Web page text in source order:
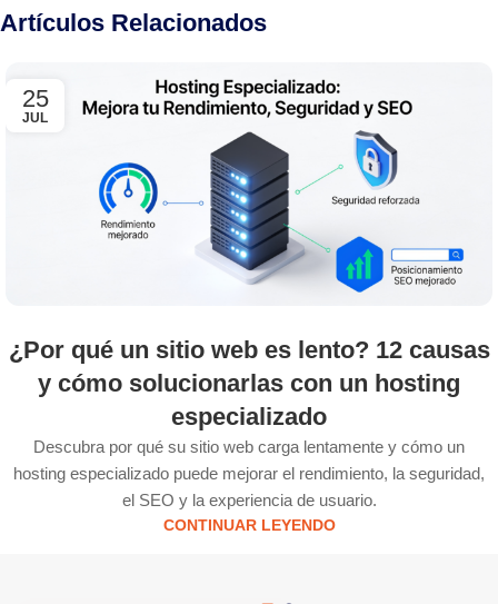
Artículos Relacionados
25
JUL
¿Por qué un sitio web es lento? 12 causas
y cómo solucionarlas con un hosting
especializado
Descubra por qué su sitio web carga lentamente y cómo un
hosting especializado puede mejorar el rendimiento, la seguridad,
el SEO y la experiencia de usuario.
CONTINUAR LEYENDO